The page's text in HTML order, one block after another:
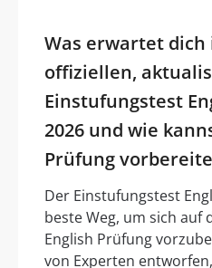
Was erwartet
offiziellen,
Einstufungstest
2026 und wie
Prüfung
Der Einstufungstest
beste Weg, um sich auf
English Prüfung
von Experten